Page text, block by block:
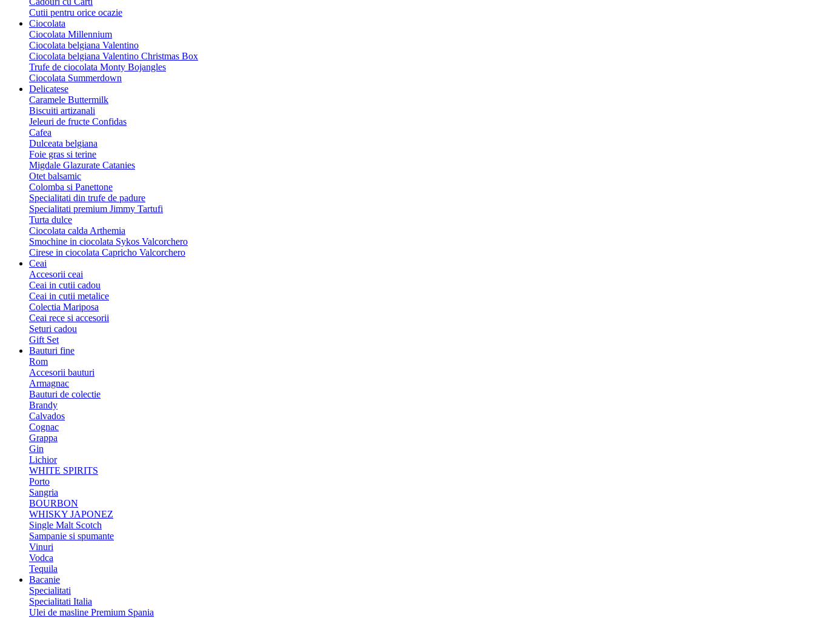
Cutii pentru orice ocazie
Ciocolata
Ciocolata Millennium
Ciocolata belgiana Valentino
Ciocolata belgiana Valentino Christmas Box
Trufe de ciocolata Monty Bojangles
Ciocolata Summerdown
Delicatese
Caramele Buttermilk
Biscuiti artizanali
Jeleuri de fructe Confidas
Cafea
Dulceata belgiana
Foie gras si terine
Migdale Glazurate Catanies
Otet balsamic
Colomba si Panettone
Specialitati din trufe de padure
Specialitati premium Jimmy Tartufi
Turta dulce
Ciocolata calda Arthemia
Smochine in ciocolata Sykos Valcorchero
Cirese in ciocolata Capricho Valcorchero
Ceai
Accesorii ceai
Ceai in cutii cadou
Ceai in cutii metalice
Colectia Mariposa
Ceai rece si accesorii
Seturi cadou
Gift Set
Bauturi fine
Rom
Accesorii bauturi
Armagnac
Bauturi de colectie
Brandy
Calvados
Cognac
Grappa
Gin
Lichior
WHITE SPIRITS
Porto
Sangria
BOURBON
WHISKY JAPONEZ
Single Malt Scotch
Sampanie si spumante
Vinuri
Vodca
Tequila
Bacanie
Specialitati
Specialitati Italia
Ulei de masline Premium Spania